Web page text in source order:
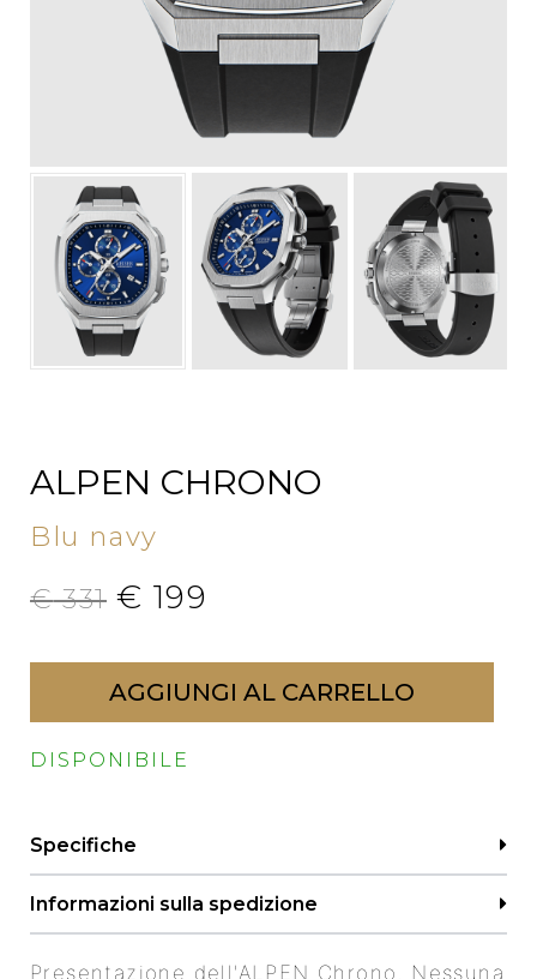
ALPEN CHRONO
Blu navy
€331 € 199
AGGIUNGI AL CARRELLO
DISPONIBILE
Specifiche
Informazioni sulla spedizione
Presentazione dell'ALPEN Chrono. Nessuna